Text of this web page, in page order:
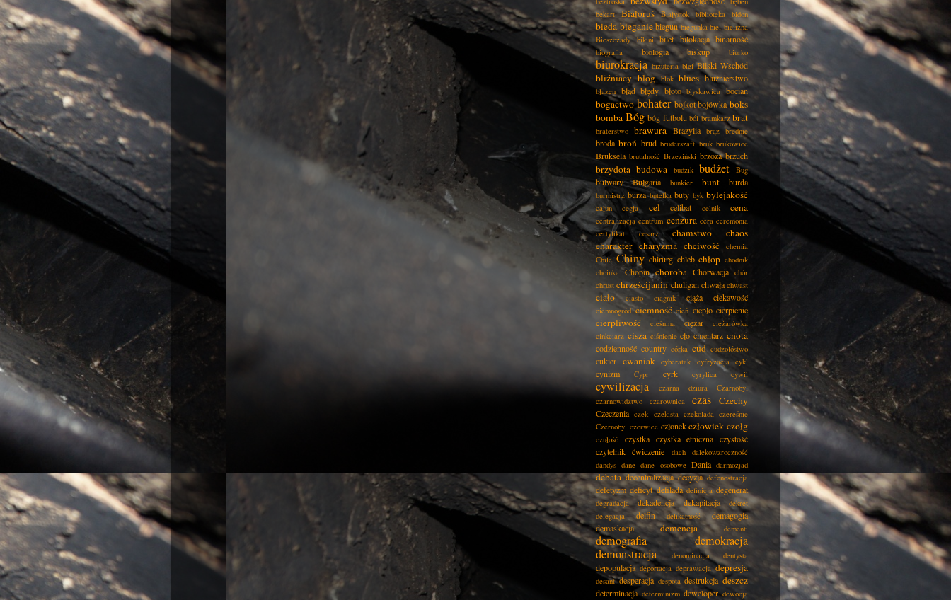
bękart
Białoruś Białystok biblioteka bidon
bieda bieganie biegun biegunka biel bielizna
Bieszczady
bikini bilet bilokacja binarność
biografia biologia biskup biurko
biurokracja biżuteria blef Bliski Wschód
bliźniacy blog blok blues bluźnierstwo
błazen błąd błędy błoto błyskawica bocian
bogactwo bohater bojkot bojówka boks
bomba Bóg bóg futbolu ból bramkarz brat
braterstwo brawura Brazylia brąz brednie
broda broń brud bruderszaft bruk brukowiec
Bruksela brutalność Brzeziński brzoza brzuch
brzydota budowa budzik budżet Bug
bulwary Bułgaria bunkier bunt burda
burmistrz burza butelka buty byk bylejakość
całun cegła cel celibat celnik cena
centralizacja centrum cenzura cera ceremonia
certyfikat
cesarz chamstwo
chaos
charakter charyzma chciwość
chemia
Chile Chiny chirurg chleb chłop chodnik
choinka Chopin choroba Chorwacja chór
chrust chrześcijanin chuligan chwała chwast
ciało ciasto ciągnik ciąża ciekawość
ciemnogród ciemność cień ciepło cierpienie
cierpliwość cieśnina ciężar
ciężarówka
cinkciarz cisza ciśnienie cło cmentarz cnota
codzienność country córka cud cudzołóstwo
cukier cwaniak cyberatak cyfryzacja cykl
cynizm Cypr cyrk cyrylica cywil
cywilizacja czarna dziura
Czarnobyl
czarnowidztwo
czarownica czas Czechy
Czeczenia czek czekista czekolada czereśnie
Czernobyl czerwiec członek człowiek czołg
czułość czystka czystka etniczna czystość
czytelnik ćwiczenie dach
dalekowzroczność
dandys dane dane osobowe Dania darmozjad
debata decentralizacja decyzja defenestracja
defetyzm deficyt defilada definicja degenerat
degradacja dekadencja dekapitacja
dekret
delegacja
delfin delikatność
demagogia
demaskacja
demencja dementi
demografia
demokracja
demonstracja
denominacja dentysta
depopulacja deportacja deprawacja depresja
desant desperacja despota destrukcja deszcz
determinacja determinizm deweloper dewocja